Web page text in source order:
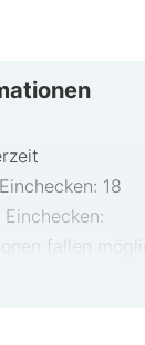
18
fallen
von den